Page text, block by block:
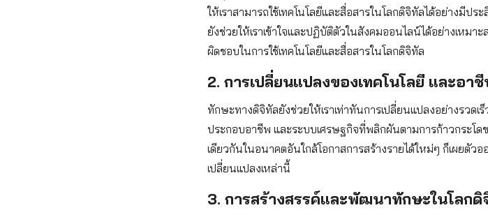
ให้เราสามารถใช้เทคโนโลยีและสื่อสารในโลกดิจิทัลได้อย่างมี
ยังช่วยให้เราเข้าใจและปฏิบัติตัวในสังคมออนไลน์ได้อย่างเหม
ผิดชอบในการใช้เทคโนโลยีและสื่อสารในโลกดิจิทัล
2. การเปลี่ยนแปลงของเทคโนโลยี และอา
ทักษะทางดิจิทัลยังช่วยให้เราเท่าทันการเปลี่ยนแปลงอย่างรวดเ
ประกอบอาชีพ และระบบเศรษฐกิจที่พลิกผันตามการก้าวกระโ
เดียวกันในอนาคตอันใกล้โอกาสการสร้างรายได้ใหม่ๆ ก็เผยตัว
เปลี่ยนแปลงเหล่านี้
3. การสร้างสรรค์และพัฒนาทักษะในโลกดิ